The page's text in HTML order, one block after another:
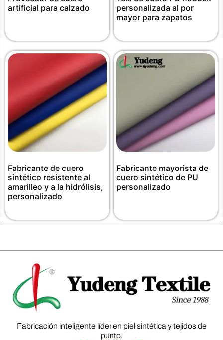
artificial para calzado
personalizada al por
mayor para zapatos
Fabricante de cuero
sintético resistente al
amarilleo y a la hidrólisis,
personalizado
Fabricante mayorista de
cuero sintético de PU
personalizado
Fabricación inteligente líder en piel sintética y tejidos de
punto.